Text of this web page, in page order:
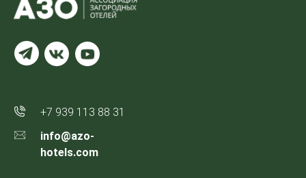
+7 939 113 88 31
info@azo-
hotels.com